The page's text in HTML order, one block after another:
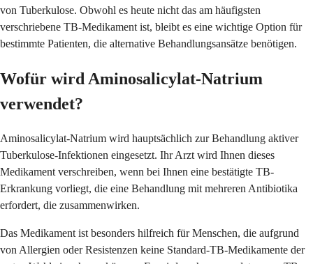
von Tuberkulose. Obwohl es heute nicht das am häufigsten
verschriebene TB-Medikament ist, bleibt es eine wichtige Option für
bestimmte Patienten, die alternative Behandlungsansätze benötigen.
Wofür wird Aminosalicylat-Natrium
verwendet?
Aminosalicylat-Natrium wird hauptsächlich zur Behandlung aktiver
Tuberkulose-Infektionen eingesetzt. Ihr Arzt wird Ihnen dieses
Medikament verschreiben, wenn bei Ihnen eine bestätigte TB-
Erkrankung vorliegt, die eine Behandlung mit mehreren Antibiotika
erfordert, die zusammenwirken.
Das Medikament ist besonders hilfreich für Menschen, die aufgrund
von Allergien oder Resistenzen keine Standard-TB-Medikamente der